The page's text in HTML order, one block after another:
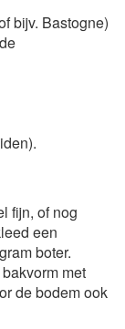
bijv. Bastogne)
fijn, of nog
een
boter.
met
de bodem ook